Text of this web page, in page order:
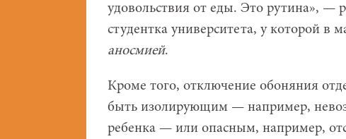
удовольствия от еды. Это рутина», —
студентка университета, у которой в
аносмией.
Кроме того, отключение обоняния
быть изолирующим — например,
ребенка — или опасным, например,